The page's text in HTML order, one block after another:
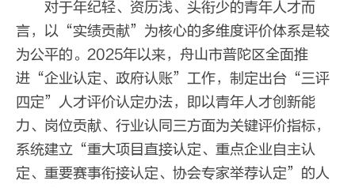
对于年纪轻、资历浅、头衔少的青年人才而
言，以“实绩贡献”为核心的多维度评价体系是较
为公平的。2025年以来，舟山市普陀区全面推
进“企业认定、政府认账”工作，制定出台“三评
四定”人才评价认定办法，即以青年人才创新能
力、岗位贡献、行业认同三方面为关键评价指标，
系统建立“重大项目直接认定、重点企业自主认
定、重要赛事衔接认定、协会专家举荐认定”的人